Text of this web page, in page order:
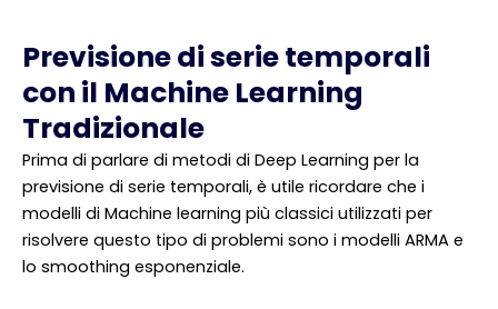
Previsione di serie temporali
con il Machine Learning
Tradizionale
Prima di parlare di metodi di Deep Learning per la
previsione di serie temporali, è utile ricordare che i
modelli di Machine learning più classici utilizzati per
risolvere questo tipo di problemi sono i modelli ARMA e
lo smoothing esponenziale.